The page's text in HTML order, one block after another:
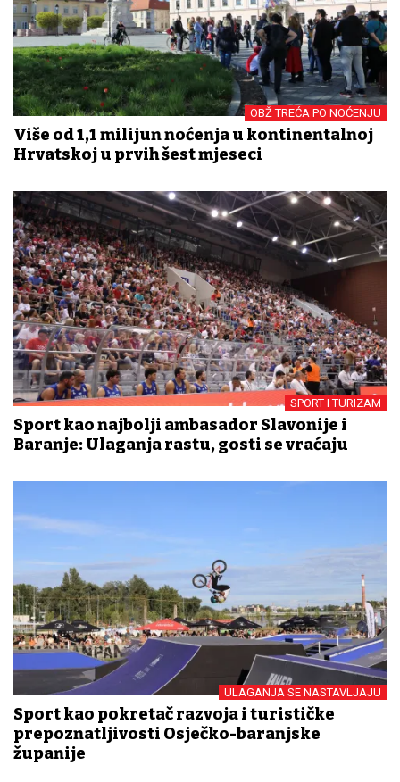
OBŽ TREĆA PO NOĆENJU
Više od 1,1 milijun noćenja u kontinentalnoj
Hrvatskoj u prvih šest mjeseci
SPORT I TURIZAM
Sport kao najbolji ambasador Slavonije i
Baranje: Ulaganja rastu, gosti se vraćaju
ULAGANJA SE NASTAVLJAJU
Sport kao pokretač razvoja i turističke
prepoznatljivosti Osječko-baranjske
županije